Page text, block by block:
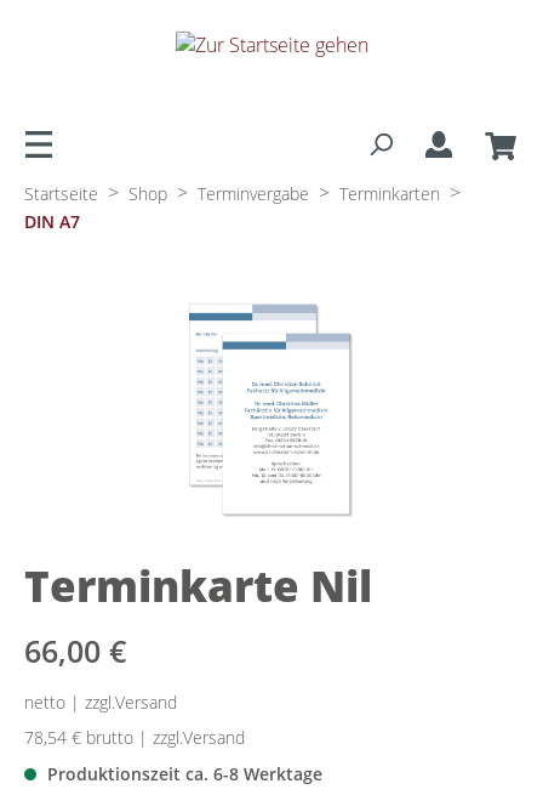
Startseite > Shop > Terminvergabe > Terminkarten >
DIN A7
Terminkarte Nil
66,00 €
netto | zzgl.Versand
78,54 € brutto | zzgl.Versand
Produktionszeit ca. 6-8 Werktage